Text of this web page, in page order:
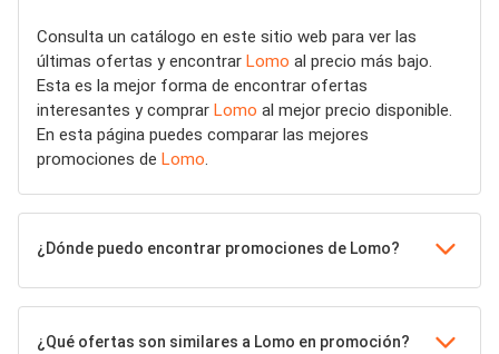
Consulta un catálogo en este sitio web para ver las
últimas ofertas y encontrar Lomo al precio más bajo.
Esta es la mejor forma de encontrar ofertas
interesantes y comprar Lomo al mejor precio disponible.
En esta página puedes comparar las mejores
promociones de Lomo
¿Dónde puedo encontrar promociones de Lomo?
¿Qué ofertas son similares a Lomo en promoción?